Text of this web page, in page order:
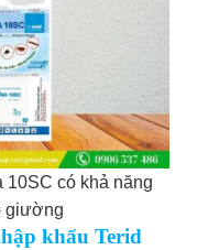
có khả năng
giường
khẩu Terid